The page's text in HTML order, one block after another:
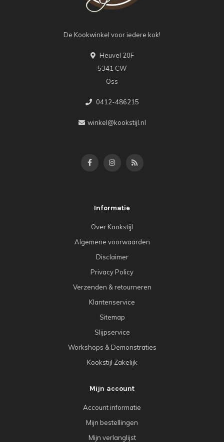
De Kookwinkel voor iedere kok!
Heuvel 20F
5341 CW
Oss
0412-486215
winkel@kookstijl.nl
Informatie
Over Kookstijl
Algemene voorwaarden
Disclaimer
Privacy Policy
Verzenden & retourneren
Klantenservice
Sitemap
Slijpservice
Workshops & Demonstraties
Kookstijl Zakelijk
Mijn account
Account informatie
Mijn bestellingen
Mijn verlanglijst